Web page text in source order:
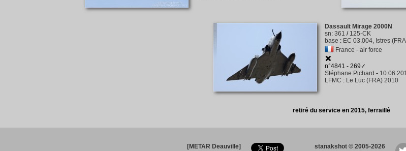
Dassault Mirage 2000N
sn: 361 / 125-CK
base : EC 03.004, Istres
France - air force
n°4841 - 269✓
Stéphane Pichard -
LFMC : Le Luc (FRA) 2010
retiré du service en 2015, ferraillé
[METAR Deauville] stanakshot © 2005-2026